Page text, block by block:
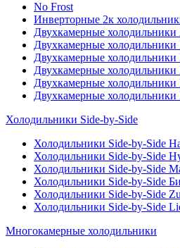
No Frost
Инверторные 2к
Двухкамерные холодильники
Двухкамерные холодильники
Двухкамерные холодильники
Двухкамерные холодильники
Двухкамерные холодильники
Двухкамерные холодильники
Холодильники Side-by-Side
Холодильники Side-by-Side
Холодильники Side-by-Side
Холодильники Side-by-Side
Холодильники Side-by-Side
Холодильники Side-by-Side
Холодильники Side-by-Side
Многокамерные холодильники